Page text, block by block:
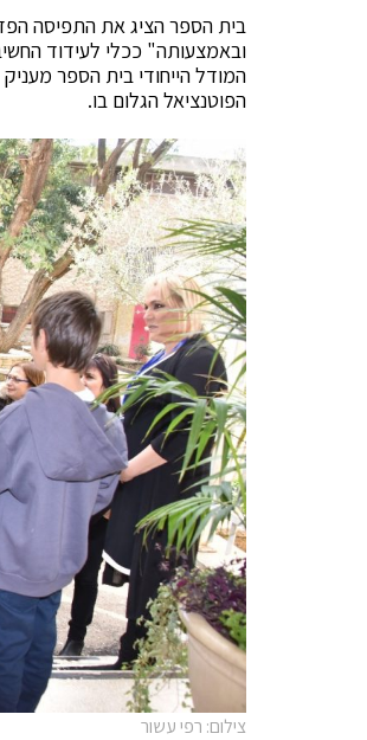
בית הספר הציג את התפיסה
ובאמצעותה" ככלי לעידוד
המודל הייחודי בית הספר
הפוטנציאל הגלום בו.
צילום: רפי עשור